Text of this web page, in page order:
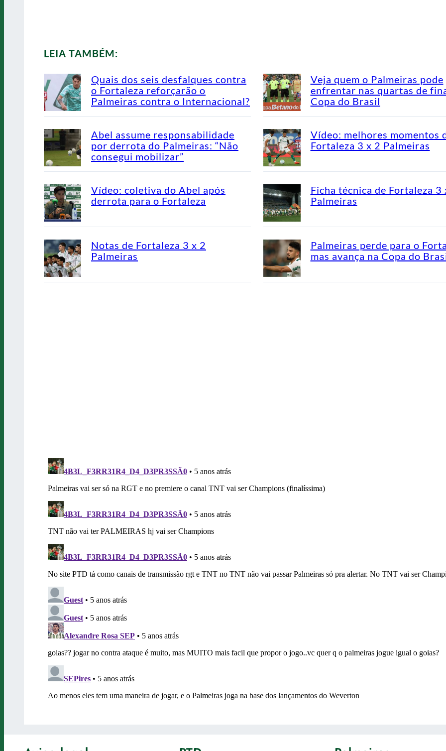
LEIA TAMBÉM:
Quais dos seis desfalques contra
o Fortaleza reforçarão o
Palmeiras contra o Internacional?
Veja quem o Palmeiras pode
enfrentar nas quartas de
Copa do Brasil
Abel assume responsabilidade
por derrota do Palmeiras: “Não
consegui mobilizar”
Vídeo: melhores momentos
Fortaleza 3 x 2 Palmeiras
Vídeo: coletiva do Abel após
derrota para o Fortaleza
Ficha técnica de Fortaleza 3
Palmeiras
Notas de Fortaleza 3 x 2
Palmeiras
Palmeiras perde para o
mas avança na Copa do